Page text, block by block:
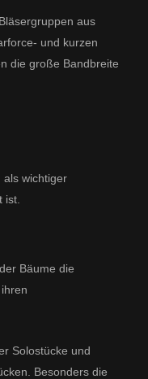
aus
und kurzen
die große Bandbreite
als wichtiger
ist.
Bäume die
Solostücke und
Besonders die